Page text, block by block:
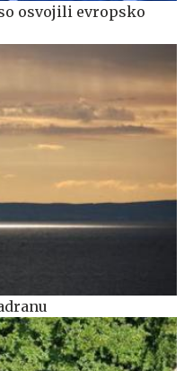
osvojili evropsko